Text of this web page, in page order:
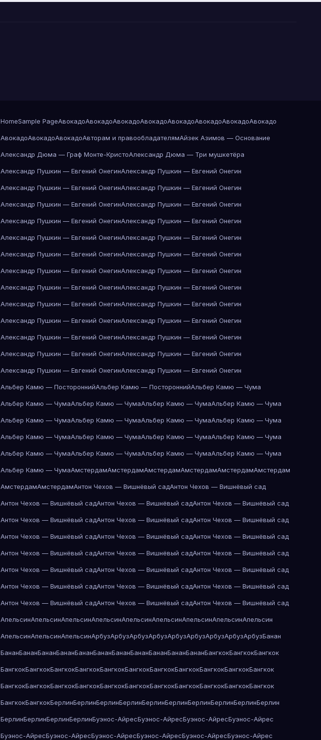
HomeSample PageАвокадоАвокадоАвокадоАвокадоАвокадоАвокадоАвокадоАвокадо
АвокадоАвокадоАвокадоАвторам и правообладателямАйзек Азимов — Основание
Александр Дюма — Граф Монте-КристоАлександр Дюма — Три мушкетёра
Александр Пушкин — Евгений ОнегинАлександр Пушкин — Евгений Онегин
Александр Пушкин — Евгений ОнегинАлександр Пушкин — Евгений Онегин
Александр Пушкин — Евгений ОнегинАлександр Пушкин — Евгений Онегин
Александр Пушкин — Евгений ОнегинАлександр Пушкин — Евгений Онегин
Александр Пушкин — Евгений ОнегинАлександр Пушкин — Евгений Онегин
Александр Пушкин — Евгений ОнегинАлександр Пушкин — Евгений Онегин
Александр Пушкин — Евгений ОнегинАлександр Пушкин — Евгений Онегин
Александр Пушкин — Евгений ОнегинАлександр Пушкин — Евгений Онегин
Александр Пушкин — Евгений ОнегинАлександр Пушкин — Евгений Онегин
Александр Пушкин — Евгений ОнегинАлександр Пушкин — Евгений Онегин
Александр Пушкин — Евгений ОнегинАлександр Пушкин — Евгений Онегин
Александр Пушкин — Евгений ОнегинАлександр Пушкин — Евгений Онегин
Александр Пушкин — Евгений ОнегинАлександр Пушкин — Евгений Онегин
Альбер Камю — ПостороннийАльбер Камю — ПостороннийАльбер Камю — Чума
Альбер Камю — ЧумаАльбер Камю — ЧумаАльбер Камю — ЧумаАльбер Камю — Чума
Альбер Камю — ЧумаАльбер Камю — ЧумаАльбер Камю — ЧумаАльбер Камю — Чума
Альбер Камю — ЧумаАльбер Камю — ЧумаАльбер Камю — ЧумаАльбер Камю — Чума
Альбер Камю — ЧумаАльбер Камю — ЧумаАльбер Камю — ЧумаАльбер Камю — Чума
Альбер Камю — ЧумаАмстердамАмстердамАмстердамАмстердамАмстердамАмстердам
АмстердамАмстердамАнтон Чехов — Вишнёвый садАнтон Чехов — Вишнёвый сад
Антон Чехов — Вишнёвый садАнтон Чехов — Вишнёвый садАнтон Чехов — Вишнёвый сад
Антон Чехов — Вишнёвый садАнтон Чехов — Вишнёвый садАнтон Чехов — Вишнёвый сад
Антон Чехов — Вишнёвый садАнтон Чехов — Вишнёвый садАнтон Чехов — Вишнёвый сад
Антон Чехов — Вишнёвый садАнтон Чехов — Вишнёвый садАнтон Чехов — Вишнёвый сад
Антон Чехов — Вишнёвый садАнтон Чехов — Вишнёвый садАнтон Чехов — Вишнёвый сад
Антон Чехов — Вишнёвый садАнтон Чехов — Вишнёвый садАнтон Чехов — Вишнёвый сад
Антон Чехов — Вишнёвый садАнтон Чехов — Вишнёвый садАнтон Чехов — Вишнёвый сад
АпельсинАпельсинАпельсинАпельсинАпельсинАпельсинАпельсинАпельсинАпельсин
АпельсинАпельсинАпельсинАрбузАрбузАрбузАрбузАрбузАрбузАрбузАрбузАрбузБанан
БананБананБананБананБананБананБананБананБананБананБананБангкокБангкокБангкок
БангкокБангкокБангкокБангкокБангкокБангкокБангкокБангкокБангкокБангкокБангкок
БангкокБангкокБангкокБангкокБангкокБангкокБангкокБангкокБангкокБангкокБангкок
БангкокБангкокБерлинБерлинБерлинБерлинБерлинБерлинБерлинБерлинБерлинБерлин
БерлинБерлинБерлинБерлинБуэнос-АйресБуэнос-АйресБуэнос-АйресБуэнос-Айрес
Буэнос-АйресБуэнос-АйресБуэнос-АйресБуэнос-АйресБуэнос-АйресБуэнос-Айрес